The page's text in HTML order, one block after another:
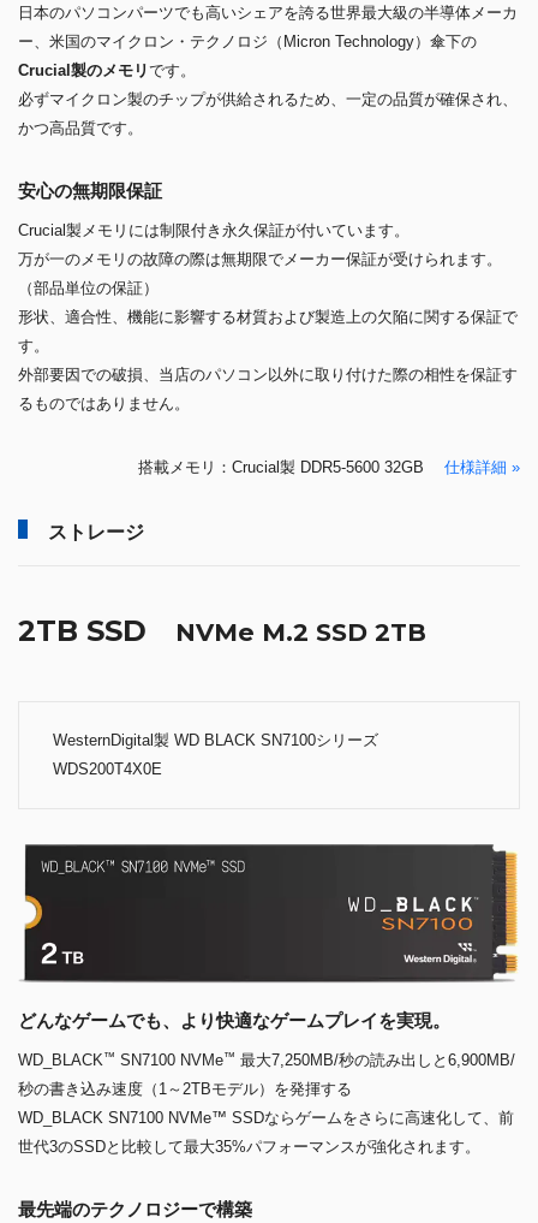
日本のパソコンパーツでも高いシェアを誇る世界最大級の半導体メーカ
ー、米国のマイクロン・テクノロジ（Micron Technology）傘下の
Crucial製のメモリです。
必ずマイクロン製のチップが供給されるため、一定の品質が確保され、
かつ高品質です。
安心の無期限保証
Crucial製メモリには制限付き永久保証が付いています。
万が一のメモリの故障の際は無期限でメーカー保証が受けられます。
（部品単位の保証）
形状、適合性、機能に影響する材質および製造上の欠陥に関する保証で
す。
外部要因での破損、当店のパソコン以外に取り付けた際の相性を保証す
るものではありません。
搭載メモリ：Crucial製 DDR5-5600 32GB 仕様詳細 »
ストレージ
2TB SSD NVMe M.2 SSD 2TB
WesternDigital製 WD BLACK SN7100シリーズ
WDS200T4X0E
どんなゲームでも、より快適なゲームプレイを実現。
WD_BLACK™ SN7100 NVMe™ 最大7,250MB/秒の読み出しと6,900MB/
秒の書き込み速度（1～2TBモデル）を発揮する
WD_BLACK SN7100 NVMe™ SSDならゲームをさらに高速化して、前
世代3のSSDと比較して最大35%パフォーマンスが強化されます。
最先端のテクノロジーで構築